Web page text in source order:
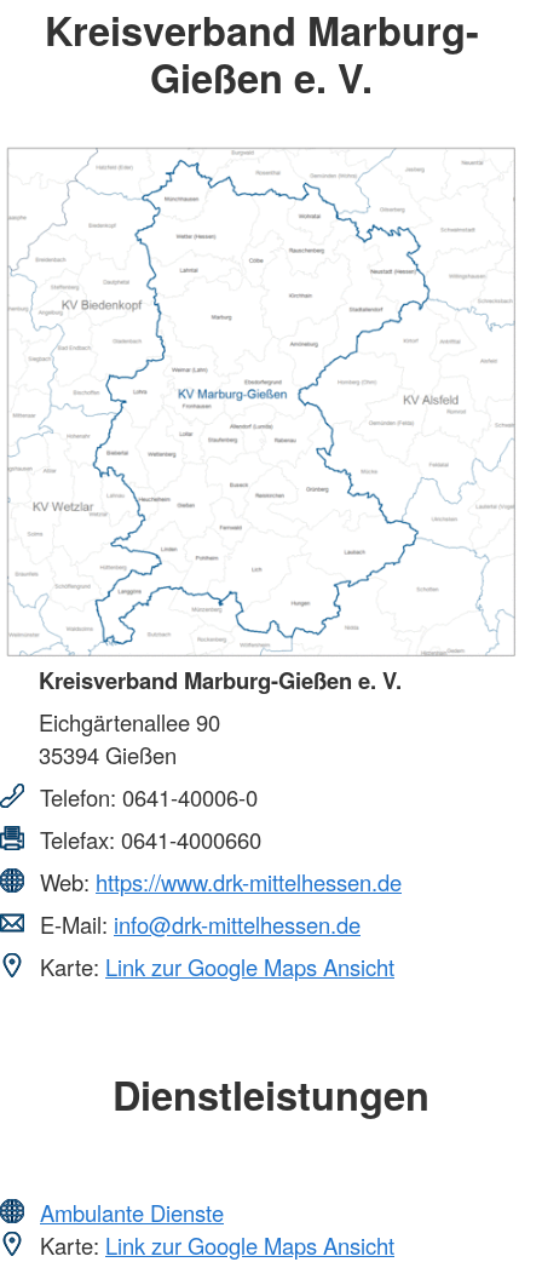
Kreisverband Marburg-
Gießen e. V.
Kreisverband Marburg-Gießen e. V.
Eichgärtenallee 90
35394Gießen
Telefon: 0641-40006-0
Telefax: 0641-4000660
Web: https://www.drk-mittelhessen.de
E-Mail: info@drk-mittelhessen.de
Karte: Link zur Google Maps Ansicht
Dienstleistungen
Ambulante Dienste
Karte: Link zur Google Maps Ansicht